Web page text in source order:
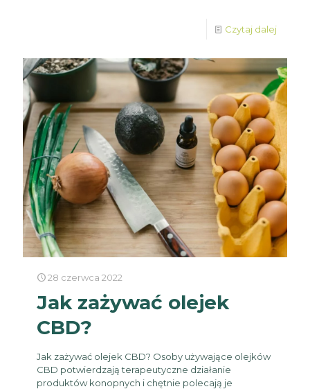
Czytaj dalej
28 czerwca 2022
Jak zażywać olejek
CBD?
Jak zażywać olejek CBD? Osoby używające olejków
CBD potwierdzają terapeutyczne działanie
produktów konopnych i chętnie polecają je